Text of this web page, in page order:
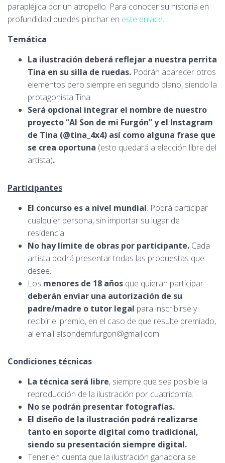
parapléjica por un atropello. Para conocer su historia en
profundidad puedes pinchar en este enlace.
Temática
La ilustración deberá reflejar a nuestra perrita
Tina en su silla de ruedas. Podrán aparecer otros
elementos pero siempre en segundo plano, siendo la
protagonista Tina.
Será opcional integrar el nombre de nuestro
proyecto “Al Son de mi Furgón” y el Instagram
de Tina (@tina_4x4) así como alguna frase que
se crea oportuna (esto quedará a elección libre del
artista).
Participantes
El concurso es a nivel mundial. Podrá participar
cualquier persona, sin importar su lugar de
residencia.
No hay límite de obras por participante. Cada
artista podrá presentar todas las propuestas que
desee.
Los menores de 18 años que quieran participar
deberán enviar una autorización de su
padre/madre o tutor legal para inscribirse y
recibir el premio, en el caso de que resulte premiado,
al email alsondemifurgon@gmail.com
Condiciones técnicas
La técnica será libre, siempre que sea posible la
reproducción de la ilustración por cuatricomía.
No se podrán presentar fotografías.
El diseño de la ilustración podrá realizarse
tanto en soporte digital como tradicional,
siendo su presentación siempre digital.
Tener en cuenta que la ilustración ganadora se